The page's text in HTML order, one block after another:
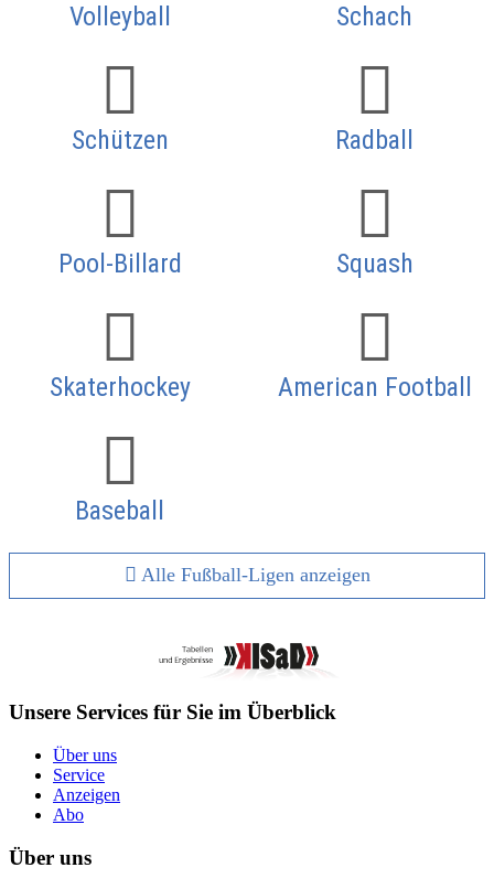
Volleyball Schach
Schützen Radball
Pool-Billard Squash
Skaterhockey American Football
Baseball
Alle Fußball-Ligen anzeigen
Unsere Services für Sie im Überblick
Über uns
Service
Anzeigen
Abo
Über uns